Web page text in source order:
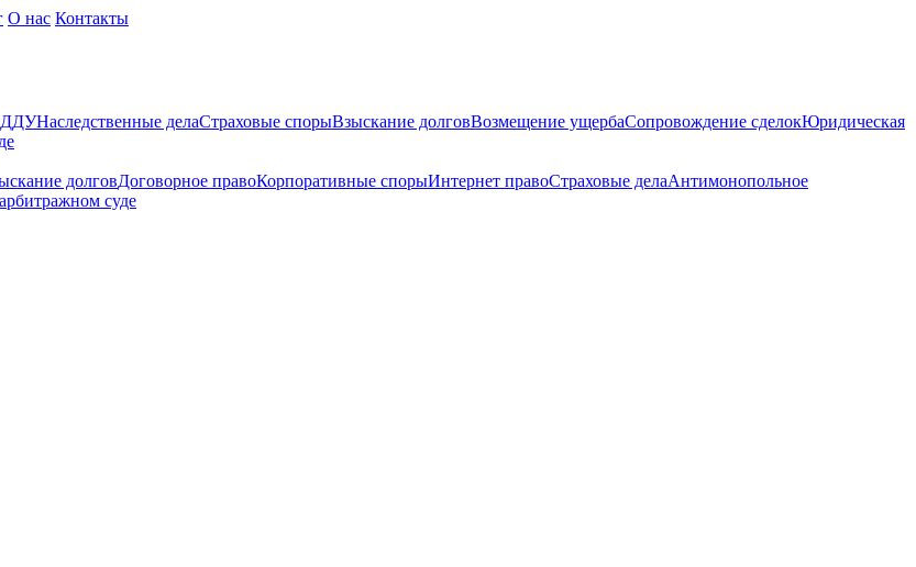
О нас Контакты
ДДУНаследственные делаСтраховые спорыВзыскание долговВозмещение ущербаСопровождение сделокЮридическая
долговДоговорное правоКорпоративные спорыИнтернет правоСтраховые делаАнтимонопольное
суде